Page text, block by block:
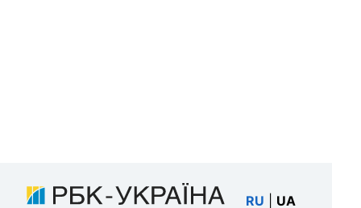
RU UA